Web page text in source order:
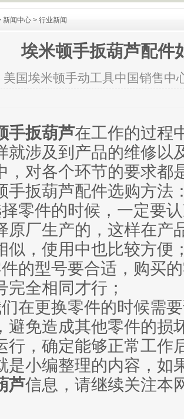
新闻中心 > 行业新闻
埃米顿手扳葫芦配件
美国埃米顿手动工具中国销售中
手扳葫芦在工作的过程
就涉及到产品的维修以
，对各个环节的要求都
扳葫芦配件选购方法
件的时候，一定要认
原厂生产的，这样在产
似，使用中也比较方便
型号要合适，购买的
完全相同才行；
更换零件的时候需要
避免造成其他零件的损
行，确定能够正常工作
小编整理的内容，如
芦信息，请继续关注本